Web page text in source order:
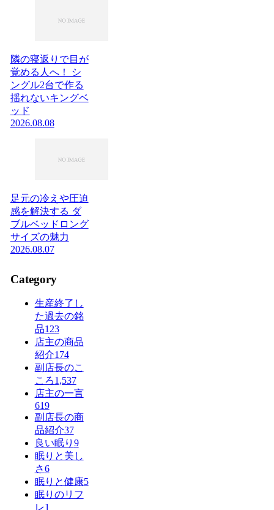
隣の寝返りで目が
覚める人へ！ シ
ングル2台で作る
揺れないキングベ
ッド
2026.08.08
足元の冷えや圧迫
感を解決する ダ
ブルベッドロング
サイズの魅力
2026.08.07
Category
生産終了し
た過去の銘
品123
店主の商品
紹介174
副店長のこ
ころ1,537
店主の一言
619
副店長の商
品紹介37
良い眠り 9
眠りと美し
さ6
眠りと健康5
眠りのリフ
レ1